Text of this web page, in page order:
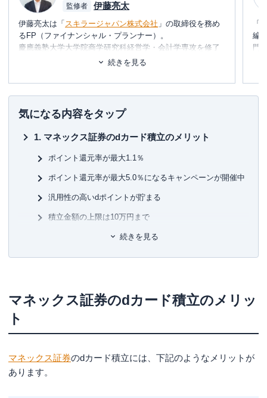
監修者
伊藤亮太
伊藤亮太は「 スキラージャパン株式会社 」の取締役を務め
るFP（ファイナンシャル・プランナー）。
慶應義塾大学大学院商学研究科経営学・会計学専攻を修了
CFP®を取得。
行業務に携わる。
現在は富裕層個人の資産設計を中心としたマネー・ライフ
プランの提案・策定・サポート等を行う傍ら、
関連するセミナー講師や講演を多数行う。
▼書籍
7日でマスターNISA&iDeCoがおもしろいくらいわかる本
株で勝ち続けるための 上がる銘柄選び黄金ルール87
続きを見る
「
編
門
め
気になる内容をタップ
マネックス証券のdカード積立のメリット
ポイント還元率が最大1.1％
ポイント還元率が最大5.0％になるキャンペーンが開催中
汎用性の高いdポイントが貯まる
積立金額の上限は10万円まで
投資信託の保有でもdポイントが貯まる
dポイントで投資信託が購入できる
新カードのみが対象（対象外カードは切り替えが必要）
dカード GOLD・dカード GOLD Uは年会費がかかる
マネックス証券のdカード積立のやり方・設定方
法
続きを見る
マネックス証券のdカード積立のメリッ
ト
マネックス証券のdカード積立には、下記のようなメリットが
あります。